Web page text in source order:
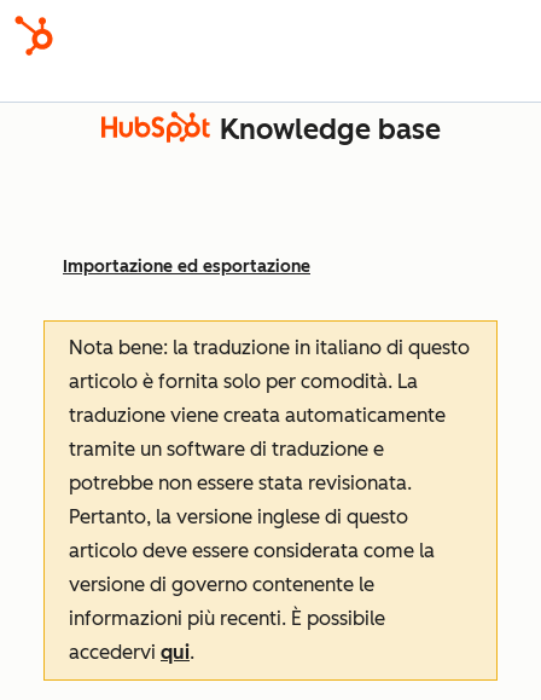
Knowledge base
Importazione ed esportazione
Nota bene: la traduzione in italiano di questo
articolo è fornita solo per comodità. La
traduzione viene creata automaticamente
tramite un software di traduzione e
potrebbe non essere stata revisionata.
Pertanto, la versione inglese di questo
articolo deve essere considerata come la
versione di governo contenente le
informazioni più recenti. È possibile
accedervi qui.